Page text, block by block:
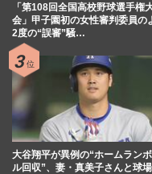
「第108回全国高校野球選手権
会」甲子園初の女性審判委員の
2度の“誤審”騒…
大谷翔平が異例の“ホームラン
ル回収”、妻・真美子さんと球